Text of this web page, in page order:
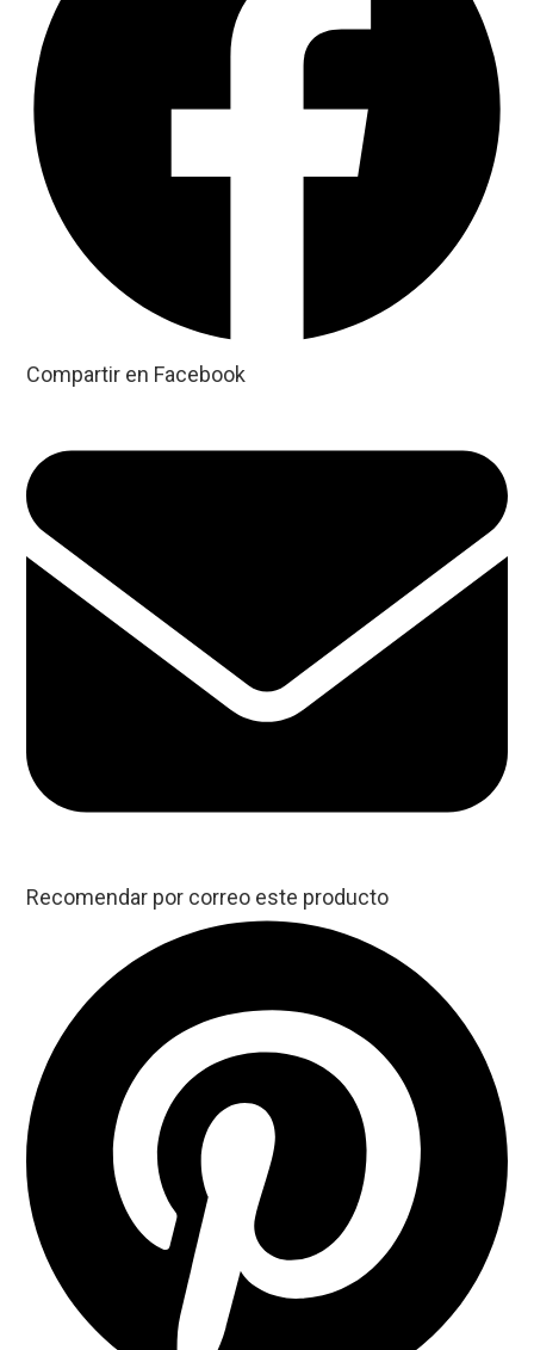
Compartir en Facebook
Recomendar por correo este producto